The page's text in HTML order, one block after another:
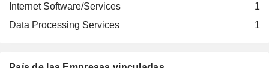
Internet Software/Services
1
Data Processing Services
1